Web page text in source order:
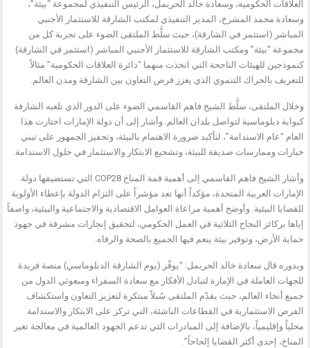
العلاقات الحكومية، وسعادة خالد الحريمل، الرئيس التنفيذي لمجموعة “بيئة”،
وسعادة محمد المشرخ، المدير التنفيذي لمكتب الشارقة للاستثمار الأجنبي
المباشر (استثمر في الشارقة)، حيث سلَّط الملتقى الضوء على تجربة كل من
مجموعة “بيئة” ومكتب الشارقة للاستثمار الأجنبي المباشر (استثمر في الشارقة)
كنموذجين للهيئات الناجحة التي اتخذت منهما “دائرة العلاقات الحكومية” مثالاً
للتعريف بالحراك التنموي الذي يعزز فرص التعاون بين الشارقة ومدن العالم.
وخلال الملتقى، سلَّط الشيخ فاهم القاسمي الضوء على الدور الذي تلعبه الشارقة
كبوابة دبلوماسية لتواصل بلدان العالم. وأشار إلى أن دولة الإمارات اختارت هذا
العام “عام الاستدامة”، لتأكيد ضرورة الاهتمام بالبيئة، وتحفيز الجمهور على تبني
خيارات وممارسات صديقة للبيئة، وتشجيع الابتكار والاستثمار في حلول الاستدامة.
وأشار الشيخ فاهم القاسمي إلى أهمية قمة المناخ COP28 التي تستضيفها دولة
الإمارات العربية المتحدة، مؤكداً أنها تعد مؤشراً على التزام الدولة بإعطاء الأولوية
للقضايا البيئية. وأوضح أهمية مراعاة العوامل الاقتصادية والاجتماعية والبيئية، واصفاً
إياها بركائز النجاح الثلاثية في العمل الحكومي، لتحقيق إنجازات مشرفة في جهود
حماية الأرض، وتوفير بيئة ينعم فيها الجميع بالصحة والرفاه.
وبدوره قال سعادة خالد الحريمل: “يوفّر (يوم الشارقة الدبلوماسي) منصة فريدة
للجهات العاملة في الإمارة لتبادل الأفكار مع سعادة السفراء ومبعوثي الدول من
جميع أنحاء العالم، حيث يقدّم الملتقى سُبلاً مبتكرة لتعزيز التعاون واستكشاف
الفرص الاستثمارية في القطاعات الناشئة، التي تركز على الابتكار والاستدامة
محلياً وإقليمياً، بالإضافة إلى المبادرات التي تدعم الجهود العالمية في معالجة تغير
المناخ، إحدى أكثر القضايا إلحاحاً”.